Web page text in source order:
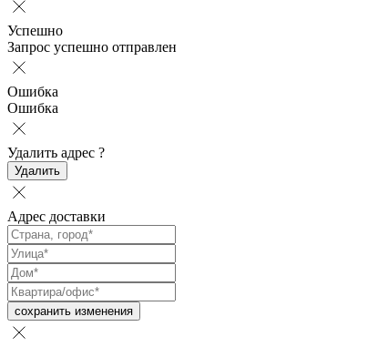
Успешно
Запрос успешно отправлен
Ошибка
Ошибка
Удалить адрес ?
Удалить
Адрес доставки
сохранить изменения